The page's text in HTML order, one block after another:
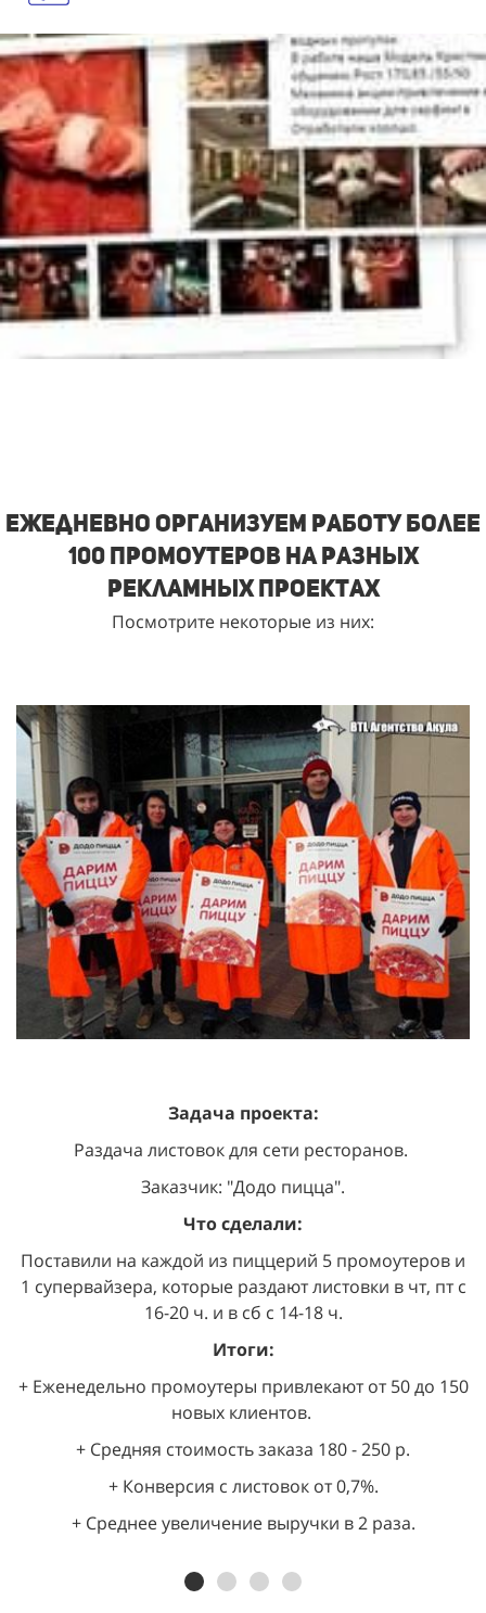
Ежедневно организуем работу более
100 промоутеров на разных
рекламных проектах
Посмотрите некоторые из них:
Задача проекта:
Раздача листовок для сети ресторанов.
Заказчик: "Додо пицца".
Что сделали:
Поставили на каждой из пиццерий 5 промоутеров и
1 супервайзера, которые раздают листовки в чт, пт с
16-20 ч. и в сб с 14-18 ч.
Итоги:
+ Еженедельно промоутеры привлекают от 50 до 150
новых клиентов.
+ Средняя стоимость заказа 180 - 250 р.
+ Конверсия с листовок от 0,7%.
+ Среднее увеличение выручки в 2 раза.